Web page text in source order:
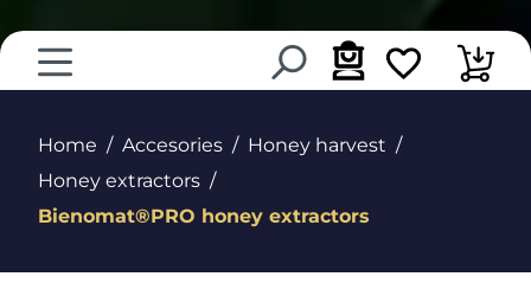
Home Accesories
Honey harvest
Honey extractors
Bienomat®PRO honey extractors